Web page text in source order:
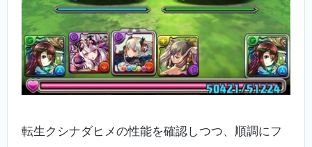
転生クシナダヒメの性能を確認しつつ、順調にフ